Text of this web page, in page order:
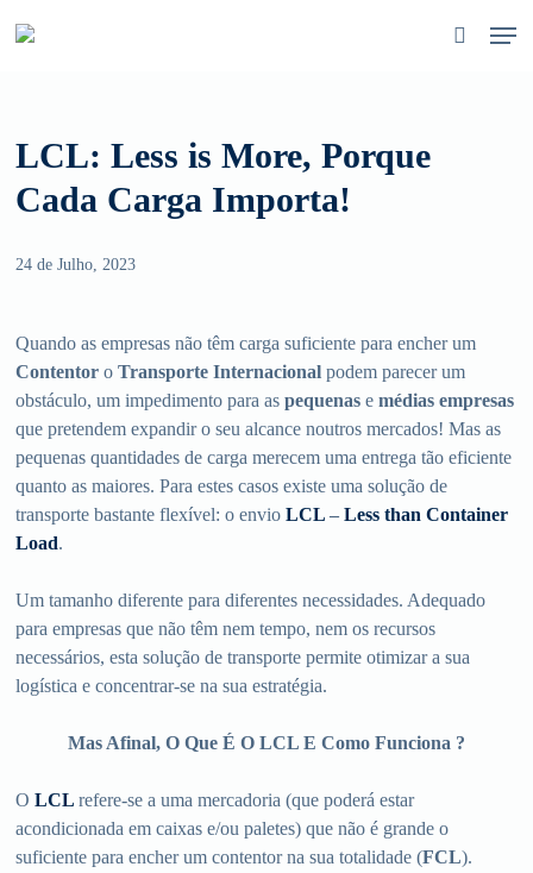
LCL: Less is More, Porque
Cada Carga Importa!
24 de Julho, 2023
Quando as empresas não têm carga suficiente para encher um
Contentor oTransporte Internacionalpodem parecer um
obstáculo, um impedimento para aspequenase médias empresas
que pretendem expandir o seu alcance noutros mercados! Mas as
pequenas quantidades de carga merecem uma entrega tão eficiente
quanto as maiores. Para estes casos existe uma solução de
transporte bastante flexível: o envioLCL –Less than Container
Load.
Um tamanho diferente para diferentes necessidades. Adequado
para empresas que não têm nem tempo, nem os recursos
necessários, esta solução de transporte permite otimizar a sua
logística e concentrar-se na sua estratégia.
Mas Afinal, O Que É O LCL E Como Funciona ?
OLCLrefere-se a uma mercadoria (que poderá estar
acondicionada em caixas e/ou paletes) que não é grande o
suficiente para encher um contentor na sua totalidade (FCL).